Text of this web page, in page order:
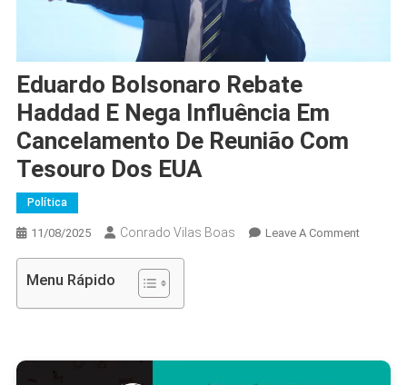
Eduardo Bolsonaro Rebate
Haddad E Nega Influência Em
Cancelamento De Reunião Com
Tesouro Dos EUA
Política
11/08/2025 Conrado Vilas Boas Leave A CommentOn
Menu Rápido